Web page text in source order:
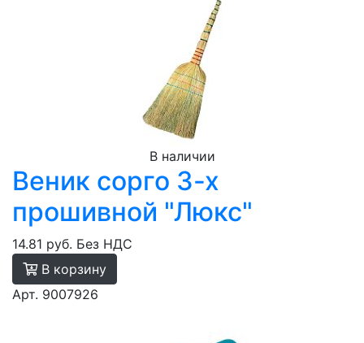
В наличии
Веник сорго 3-х
прошивной "Люкс"
14.81 руб. Без НДС
В корзину
Арт. 9007926